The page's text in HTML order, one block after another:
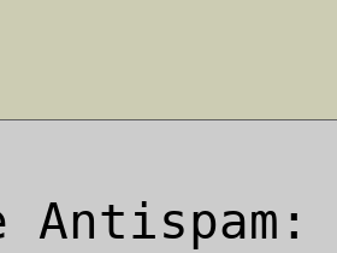
Antispam: